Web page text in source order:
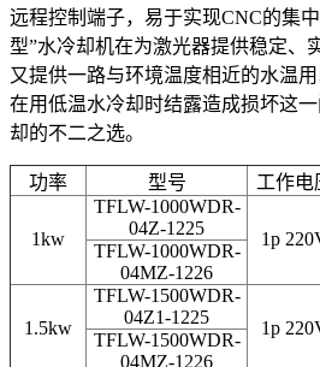
远程控制端子，易于实现CNC的集
型”水冷却机在为激光器提供稳定、
又提供一路与环境温度相近的水温
在用低温水冷却时结露造成损坏这
却的不二之选。
功率 型号 工作电
1kw
TFLW-1000WDR-
04Z-1225
1p
TFLW-1000WDR-
04MZ-1226
1.5kw
TFLW-1500WDR-
04Z1-1225
1p
TFLW-1500WDR-
04MZ-1226